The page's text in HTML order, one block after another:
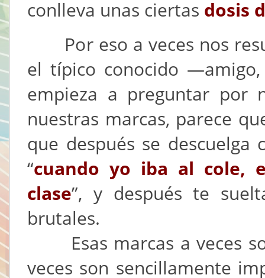
conlleva unas ciertas dosis
Por eso a veces nos
el típico conocido
empieza a preguntar por
nuestras marcas, parece
que después se
“cuando yo iba al cole,
clase”, y después te
brutales.
Esas marcas a veces
veces son sencillamente